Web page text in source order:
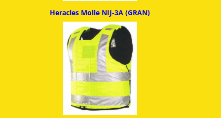
Heracles Molle NIJ-3A (GRAN)